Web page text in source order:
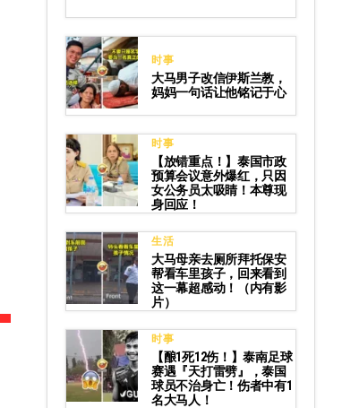
时事
大马男子改信伊斯兰教，
妈妈一句话让他铭记于心
时事
【放错重点！】泰国市政
预算会议意外爆红，只因
女公务员太吸睛！本尊现
身回应！
生活
大马母亲去厕所拜托保安
帮看车里孩子，回来看到
这一幕超感动！（内有影
片）
时事
【酿1死12伤！】泰南足球
赛遇『天打雷劈』，泰国
球员不治身亡！伤者中有1
名大马人！